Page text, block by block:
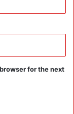
for the next